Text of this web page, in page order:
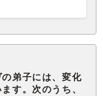
弟子には、変化
す。次のうち、